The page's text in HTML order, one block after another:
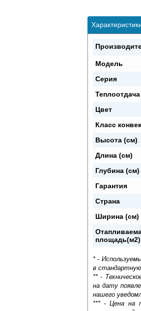
Модель
Серия
Цвет
Класс
Высота (см)
Длина (см)
Глубина (см)
Гарантия
Страна
Ширина (см)
площадь(м2)
* -
в
** -
на дату
нашего
*** - Цена на